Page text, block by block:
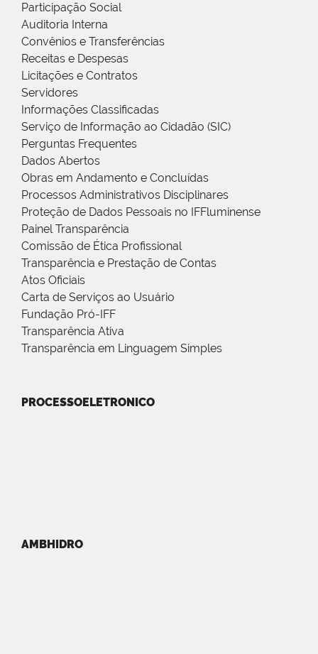
Participação Social
Auditoria Interna
Convênios e Transferências
Receitas e Despesas
Licitações e Contratos
Servidores
Informações Classificadas
Serviço de Informação ao Cidadão (SIC)
Perguntas Frequentes
Dados Abertos
Obras em Andamento e Concluídas
Processos Administrativos Disciplinares
Proteção de Dados Pessoais no IFFluminense
Painel Transparência
Comissão de Ética Profissional
Transparência e Prestação de Contas
Atos Oficiais
Carta de Serviços ao Usuário
Fundação Pró-IFF
Transparência Ativa
Transparência em Linguagem Simples
PROCESSOELETRONICO
AMBHIDRO